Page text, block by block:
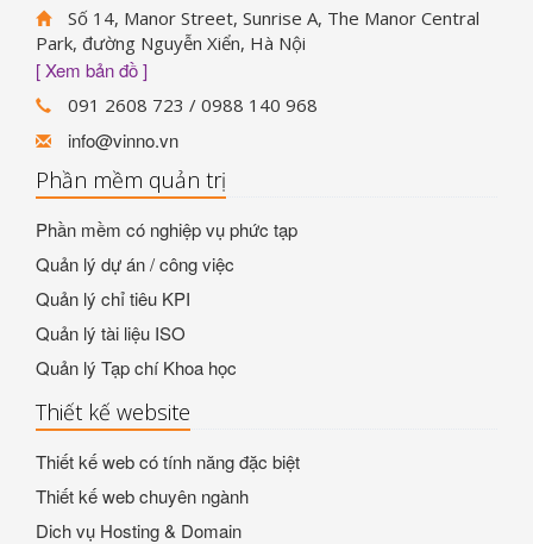
Số 14, Manor Street, Sunrise A, The Manor Central
Park, đường Nguyễn Xiển, Hà Nội
[ Xem bản đồ ]
091 2608 723 / 0988 140 968
info@vinno.vn
Phần mềm quản trị
Phần mềm có nghiệp vụ phức tạp
Quản lý dự án / công việc
Quản lý chỉ tiêu KPI
Quản lý tài liệu ISO
Quản lý Tạp chí Khoa học
Thiết kế website
Thiết kế web có tính năng đặc biệt
Thiết kế web chuyên ngành
Dich vụ Hosting & Domain